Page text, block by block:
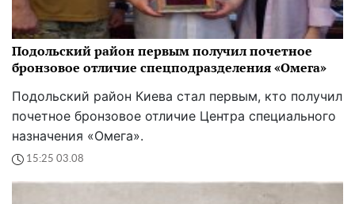
Подольский район первым получил почетное
бронзовое отличие спецподразделения «Омега»
Подольский район Киева стал первым, кто получил
почетное бронзовое отличие Центра специального
назначения «Омега».
15:25 03.08